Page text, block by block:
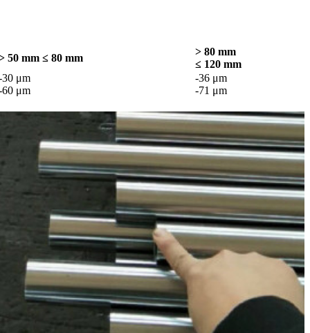
50 mm ≤ 80 mm
> 80 mm
≤ 120 mm
30 μm
60 μm
-36 μm
-71 μm